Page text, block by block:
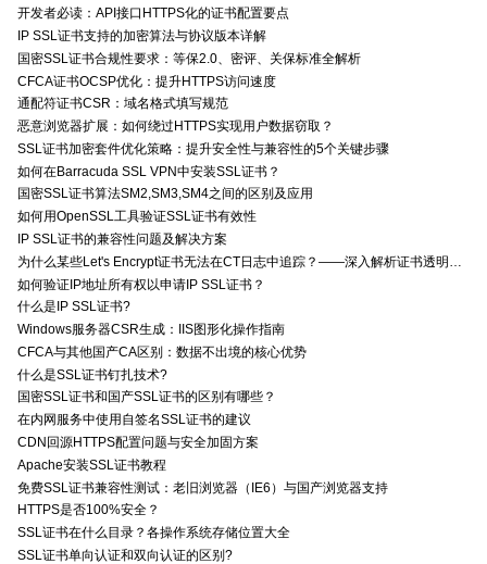
开发者必读：API接口HTTPS化的证书配置要点
IP SSL证书支持的加密算法与协议版本详解
国密SSL证书合规性要求：等保2.0、密评、关保标准全解析
CFCA证书OCSP优化：提升HTTPS访问速度
通配符证书CSR：域名格式填写规范
恶意浏览器扩展：如何绕过HTTPS实现用户数据窃取？
SSL证书加密套件优化策略：提升安全性与兼容性的5个关键步骤
如何在Barracuda SSL VPN中安装SSL证书？
国密SSL证书算法SM2,SM3,SM4之间的区别及应用
如何用OpenSSL工具验证SSL证书有效性
IP SSL证书的兼容性问题及解决方案
如何验证IP地址所有权以申请IP SSL证书？
什么是IP SSL证书?
Windows服务器CSR生成：IIS图形化操作指南
CFCA与其他国产CA区别：数据不出境的核心优势
什么是SSL证书钉扎技术?
国密SSL证书和国产SSL证书的区别有哪些？
在内网服务中使用自签名SSL证书的建议
CDN回源HTTPS配置问题与安全加固方案
Apache安装SSL证书教程
免费SSL证书兼容性测试：老旧浏览器（IE6）与国产浏览器支持
HTTPS是否100%安全？
SSL证书在什么目录？各操作系统存储位置大全
SSL证书单向认证和双向认证的区别?